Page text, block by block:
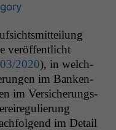
veröf­fentlicht
2020), in welch­
im Banken­
im Ver­sicherungs­
im Detail